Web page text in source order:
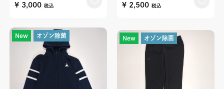
¥ 3,000 税込 ¥ 2,500 税込
New オゾン除菌 New オゾン除菌